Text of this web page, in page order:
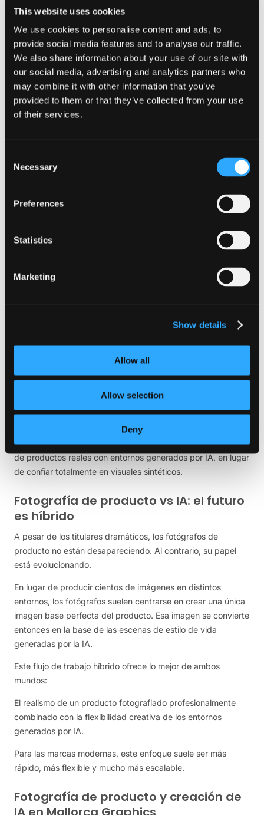
This website uses cookies
We use cookies to personalise content and ads, to
provide social media features and to analyse our traffic.
We also share information about your use of our site with
our social media, advertising and analytics partners who
may combine it with other information that you’ve
provided to them or that they’ve collected from your use
of their services.
Selection
Necessary
Preferences
Statistics
Marketing
Show details
Allow all
Allow selection
Deny
Una sesión de fotos tradicional puede llevar horas de
múltiples variaciones de una escena en cuestión de minutos.
Para los equipos de marketing que necesitan
constantemente imágenes frescas para anuncios, redes
sociales y sitios web, esta velocidad tiene un valor
incalculable.
El coste es otro factor importante. Una vez establecido el
La IA también proporciona una libertad creativa que sería
difícil conseguir en la vida real. Los productos pueden
interiores perfectamente decorados sin salir nunca del
Sin embargo, la IA no es perfecta.
Uno de los retos es la precisión. Si el modelo de IA no está
bien guiado, el producto puede aparecer ligeramente
marca requiere un control cuidadoso y una edición
Otra limitación es la autenticidad. Algunos públicos todavía
pueden reconocer cuando una imagen parece demasiado
artificial. Aunque la IA está mejorando rápidamente,
Por esta razón, muchas marcas combinan ahora fotografías
de productos reales con entornos generados por IA, en lugar
de confiar totalmente en visuales sintéticos.
Fotografía de producto vs IA: el futuro
es híbrido
A pesar de los titulares dramáticos, los fotógrafos de
producto no están desapareciendo. Al contrario, su papel
está evolucionando.
En lugar de producir cientos de imágenes en distintos
entornos, los fotógrafos suelen centrarse en crear una única
imagen base perfecta del producto. Esa imagen se convierte
entonces en la base de las escenas de estilo de vida
generadas por la IA.
Este flujo de trabajo híbrido ofrece lo mejor de ambos
mundos:
El realismo de un producto fotografiado profesionalmente
combinado con la flexibilidad creativa de los entornos
generados por IA.
Para las marcas modernas, este enfoque suele ser más
rápido, más flexible y mucho más escalable.
Fotografía de producto y creación de